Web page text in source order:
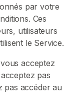
par votre
Ces
utilisateurs
le Service.
acceptez
pas
pas accéder au